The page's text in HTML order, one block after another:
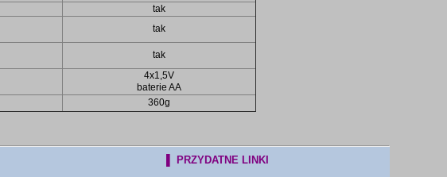
tak
tak
tak
4x1,5V
baterie AA
360g
▌ PRZYDATNE LINKI